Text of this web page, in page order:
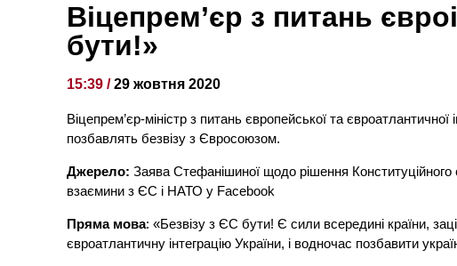
Віцепрем’єр з питань
бути!»
15:39 /29 жовтня 2020
Віцепрем’єр-міністр з питань європейської та
позбавлять безвізу з Євросоюзом.
Джерело: Заява Стефанішиної щодо рішення
взаємини з ЄС і НАТО у Facebook
Пряма мова: «Безвізу з ЄС бути! Є сили всередині країни,
євроатлантичну інтеграцію України, і водночас позбавити